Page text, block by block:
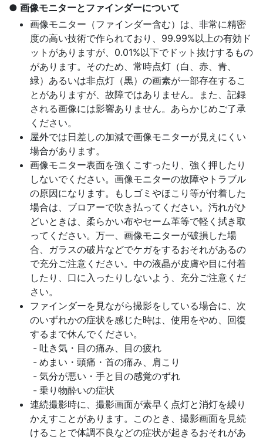
画像モニターとファインダーについて
画像モニター（ファインダー含む）は、非常に精密
度の高い技術で作られており、99.99%以上の有効ド
ットがありますが、0.01%以下でドット抜けするもの
があります。そのため、常時点灯（白、赤、青、
緑）あるいは非点灯（黒）の画素が一部存在するこ
とがありますが、故障ではありません。また、記録
される画像には影響ありません。あらかじめご了承
ください。
屋外では日差しの加減で画像モニターが見えにくい
場合があります。
画像モニター表面を強くこすったり、強く押したり
しないでください。画像モニターの故障やトラブル
の原因になります。もしゴミやほこり等が付着した
場合は、ブロアーで吹き払ってください。汚れがひ
どいときは、柔らかい布やセーム革等で軽く拭き取
ってください。万一、画像モニターが破損した場
合、ガラスの破片などでケガをするおそれがあるの
で充分ご注意ください。中の液晶が皮膚や目に付着
したり、口に入ったりしないよう、充分ご注意くだ
さい。
ファインダーを見ながら撮影をしている場合に、次
のいずれかの症状を感じた時は、使用をやめ、回復
するまで休んでください。
吐き気・目の痛み、目の疲れ
めまい・頭痛・首の痛み、肩こり
気分が悪い・手と目の感覚のずれ
乗り物酔いの症状
連続撮影時に、撮影画面が素早く点灯と消灯を繰り
かえすことがあります。このとき、撮影画面を見続
けることで体調不良などの症状が起きるおそれがあ